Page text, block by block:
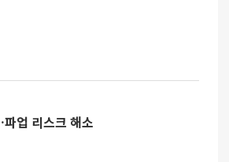
업 리스크 해소